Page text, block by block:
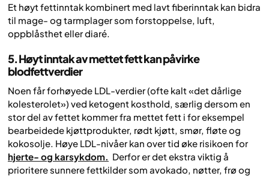
Et høyt fettinntak kombinert med lavt fiberinntak kan bidra
til mage- og tarmplager som forstoppelse, luft,
oppblåsthet eller diaré.
5. Høyt inntak av mettet fett kan påvirke
blodfettverdier
Noen får forhøyede LDL-verdier (ofte kalt «det dårlige
kolesterolet») ved ketogent kosthold, særlig dersom en
stor del av fettet kommer fra mettet fett i for eksempel
bearbeidede kjøttprodukter, rødt kjøtt, smør, fløte og
kokosolje. Høye LDL-nivåer kan over tid øke risikoen for
hjerte- og karsykdom. Derfor er det ekstra viktig å
prioritere sunnere fettkilder som avokado, nøtter, frø og